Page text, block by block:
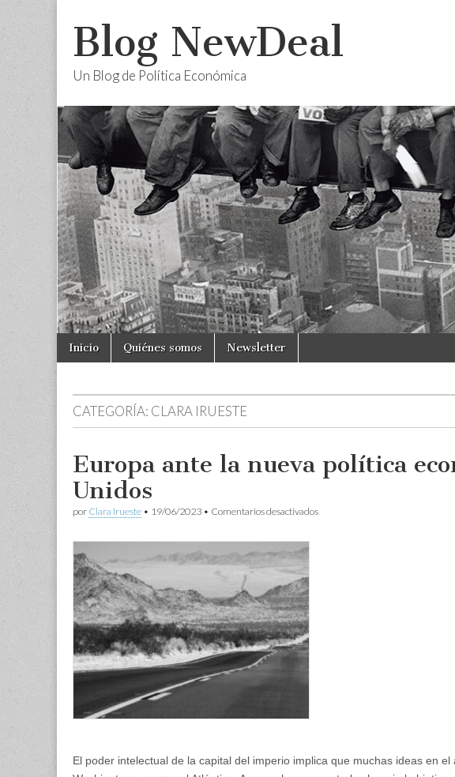
Blog NewDeal
Un Blog de Política Económica
Main
menu
Skip
Inicio Quiénes somos Newsletter
CATEGORÍA: CLARA IRUESTE
Europa ante la nueva política
Unidos
por Clara Irueste • 19/06/2023 • Comentarios desactivadosen
El poder intelectual de la capital del imperio implica que muchas ideas en